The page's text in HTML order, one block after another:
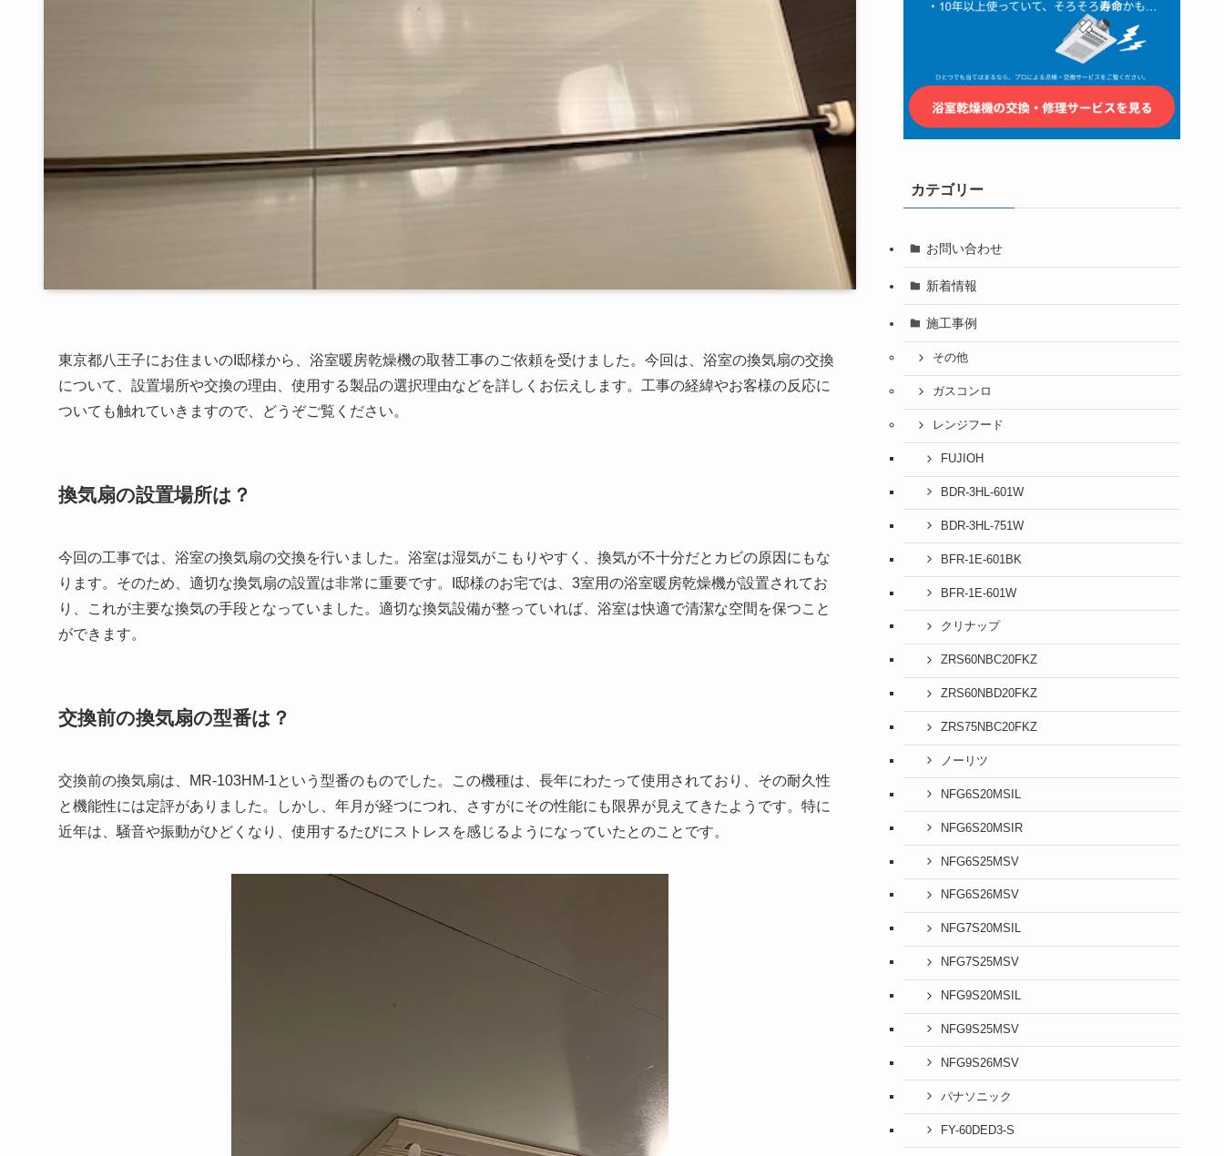
東京都八王子にお住まいのI邸様から、浴室暖房乾燥機の取替工事のご依頼を受けました。今回は、浴室の換気扇の交換
について、設置場所や交換の理由、使用する製品の選択理由などを詳しくお伝えします。工事の経緯やお客様の反応に
ついても触れていきますので、どうぞご覧ください。
換気扇の設置場所は？
今回の工事では、浴室の換気扇の交換を行いました。浴室は湿気がこもりやすく、換気が不十分だとカビの原因にもな
ります。そのため、適切な換気扇の設置は非常に重要です。I邸様のお宅では、3室用の浴室暖房乾燥機が設置されてお
り、これが主要な換気の手段となっていました。適切な換気設備が整っていれば、浴室は快適で清潔な空間を保つこと
ができます。
交換前の換気扇の型番は？
交換前の換気扇は、MR-103HM-1という型番のものでした。この機種は、長年にわたって使用されており、その耐久性
と機能性には定評がありました。しかし、年月が経つにつれ、さすがにその性能にも限界が見えてきたようです。特に
近年は、騒音や振動がひどくなり、使用するたびにストレスを感じるようになっていたとのことです。
カテゴリー
お問い合わせ
新着情報
施工事例
その他
ガスコンロ
レンジフード
FUJIOH
BDR-3HL-601W
BDR-3HL-751W
BFR-1E-601BK
BFR-1E-601W
クリナップ
ZRS60NBC20FKZ
ZRS60NBD20FKZ
ZRS75NBC20FKZ
ノーリツ
NFG6S20MSIL
NFG6S20MSIR
NFG6S25MSV
NFG6S26MSV
NFG7S20MSIL
NFG7S25MSV
NFG9S20MSIL
NFG9S25MSV
NFG9S26MSV
パナソニック
FY-60DED3-S